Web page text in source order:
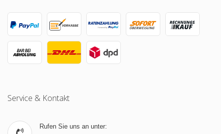
Service & Kontakt
Rufen Sie uns an unter: